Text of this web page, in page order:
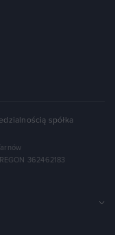
spółka
REGON 362462183